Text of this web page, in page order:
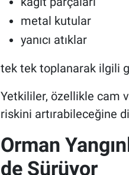
metal kutular
yanıcı atıklar
tek tek toplanarak ilgili
Yetkililer, özellikle cam
riskini artırabileceğine
Orman
de Sürüyor